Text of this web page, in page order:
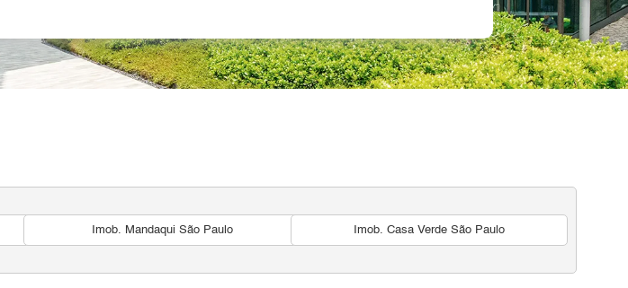
Imob. Mandaqui São Paulo Imob. Casa Verde São Paulo